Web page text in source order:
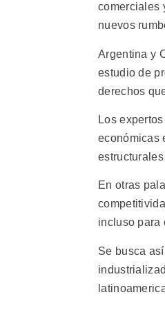
comerciales
nuevos
Argentina y
estudio de
derechos
Los
económicas
En otras
incluso para
Se busca